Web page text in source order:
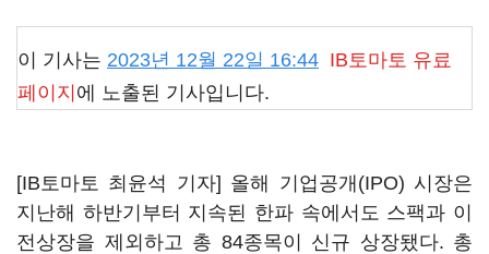
이 기사는 2023년 12월 22일 16:44 IB토마토 유료
페이지 에 노출된 기사입니다.
[IB토마토 최윤석 기자] 올해 기업공개(IPO) 시장은
지난해 하반기부터 지속된 한파 속에서도 스팩과 이
전상장을 제외하고 총 84종목이 신규 상장됐다. 총